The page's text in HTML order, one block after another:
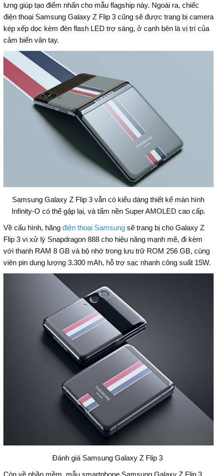
lưng giúp tạo điểm nhấn cho mẫu flagship này. Ngoài ra, chiếc
điện thoại Samsung Galaxy Z Flip 3 cũng sẽ được trang bị camera
kép xếp dọc kèm đèn flash LED trợ sáng, ở cạnh bên là vị trí của
cảm biến vân tay.
Samsung Galaxy Z Flip 3 vẫn có kiểu dáng thiết kế màn hình
Infinity-O có thể gập lại, và tấm nền Super AMOLED cao cấp.
Về cấu hình, hãng điện thoại Samsungsẽ trang bị cho Galaxy Z
Flip 3 vi xử lý Snapdragon 888 cho hiệu năng mạnh mẽ, đi kèm
với thanh RAM 8 GB và bộ nhớ trong lưu trữ ROM 256 GB, cùng
viên pin dung lượng 3.300 mAh, hỗ trợ sạc nhanh công suất 15W.
Đánh giá Samsung Galaxy Z Flip 3
Còn về phần mềm, mẫu smartphone Samsung Galaxy Z Flip 3